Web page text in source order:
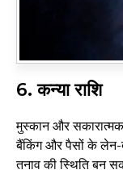
6.कन्या राशि
मुस्कान और
बैंकिंग और पैसों के लेन-
तनाव की स्थिति बन